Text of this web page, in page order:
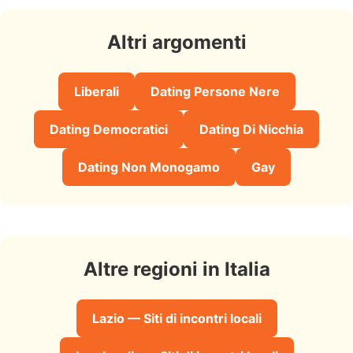
Altri argomenti
Liberali Dating Persone Nere
Dating Democratici Dating Di Nicchia
Dating Non Monogamo Gay
Altre regioni in Italia
Lazio — Siti di incontri locali